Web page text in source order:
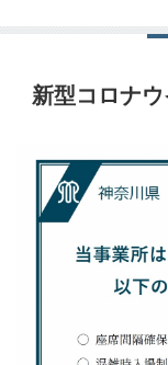
新型コロナウ